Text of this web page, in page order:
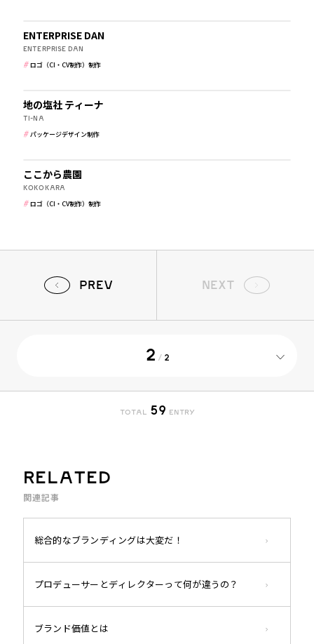
ENTERPRISE DAN
ENTERPRISE DAN
ロゴ（CI・CV制作）制作
地の塩社 ティーナ
TI-NA
パッケージデザイン制作
ここから農園
KOKOKARA
ロゴ（CI・CV制作）制作
PREV
2 / 2
NEXT
TOTAL 59 ENTRY
RELATED
関連記事
総合的なブランディングは大変だ！
プロデューサーとディレクターって何が違うの？
ブランド価値とは